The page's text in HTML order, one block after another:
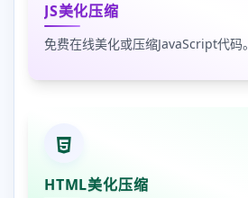
JS美化压缩
免费在线美化或压缩JavaScript代码。
HTML美化压缩